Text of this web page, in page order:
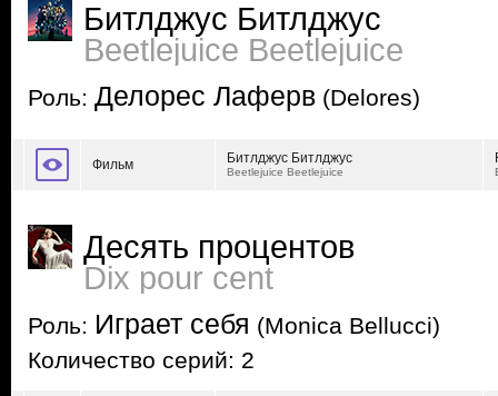
Битлджус Битлджус
Beetlejuice Beetlejuice
Роль: Делорес Лаферв (Delores)
Фильм Битлджус Битлджус
Beetlejuice Beetlejuice
Десять процентов
Dix pour cent
Роль: Играет себя (Monica Bellucci)
Количество серий: 2